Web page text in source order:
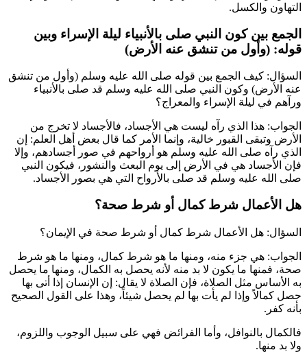
التهاون والكسل.
الجمع بين كون النبي صلى بالأنبياء ليلة الإسراء وبين
قوله: (وأول من تنشق عنه الأرض)
السؤال: كيف الجمع بين قوله صلى الله عليه وسلم (وأول من تنشق
عنه الأرض) وكون النبي صلى الله عليه وسلم قد صلى بالأنبياء
ورآهم في ليلة الإسراء والمعراج؟
الجواب: هذا الذي رآه ليست هي الأجساد، فالأجساد لا تخرج من
الأرض وتبقى القبور خالية، وإنما الأمر كما قال بعض أهل العلم: إن
الذي رآه صلى الله عليه وسلم هو أرواحهم في صور أجسادهم، وإلا
فإن الأجساد هي في الأرض إلى يوم البعث والنشور، فيكون النبي
صلى الله عليه وسلم قد صلى بالأرواح التي هي بصور الأجساد.
هل الأعمال شرط كمال أو شرط صحة؟
السؤال: هل الأعمال شرط كمال أو شرط صحة في الإيمان؟
الجواب: هي جزء منه، ومنها ما هو شرط كمال، ومنها ما هو شرط
صحة، فمنها ما يكون لا بد منه لأنه يحصل به الكمال، ومنها ما يحصل
به الأساس مثل الصلاة، فإن الصلاة لا يقال: إن الإنسان إذا أتى بها
حصل كمالاً وإذا لم يأت بها لم يحصل شيئاً، وهذا على القول الصحيح
بأنه كفر.
فالكمال بالنوافل، وأما الفرائض فهي على سبيل الوجوب واللزوم،
ولا بد منها.